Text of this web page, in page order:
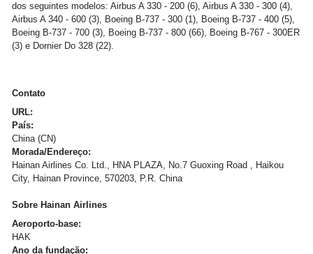
dos seguintes modelos: Airbus A 330 - 200 (6), Airbus A 330 - 300 (4),
Airbus A 340 - 600 (3), Boeing B-737 - 300 (1), Boeing B-737 - 400 (5),
Boeing B-737 - 700 (3), Boeing B-737 - 800 (66), Boeing B-767 - 300ER
(3) e Dornier Do 328 (22).
Contato
URL:
País:
China (CN)
Morada/Endereço:
Hainan Airlines Co. Ltd., HNA PLAZA, No.7 Guoxing Road , Haikou
City, Hainan Province, 570203, P.R. China
Sobre Hainan Airlines
Aeroporto-base:
HAK
Ano da fundação: